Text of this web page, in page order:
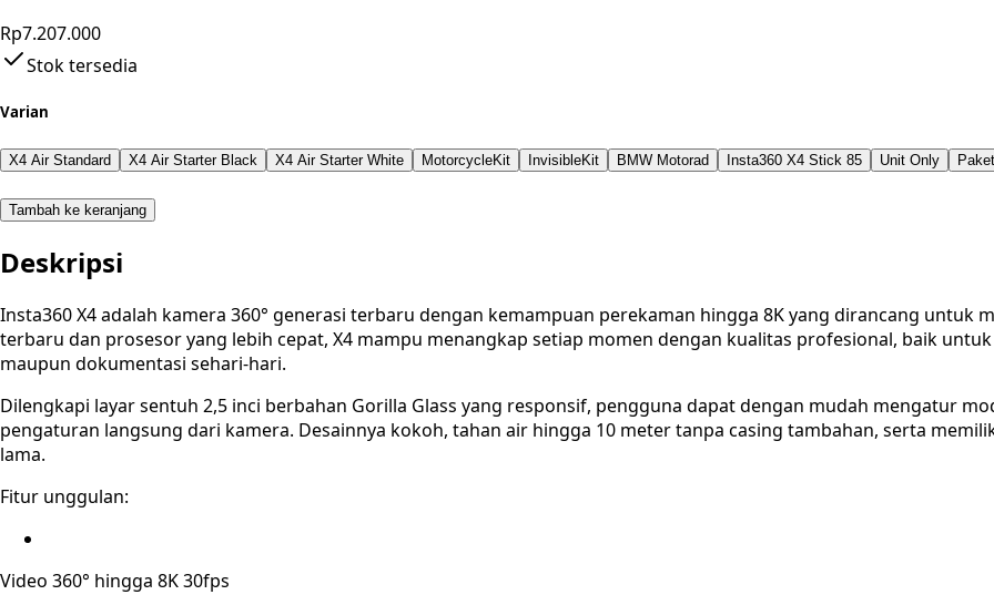
Rp7.207.000
Stok tersedia
Varian
X4 Air Standard X4 Air Starter Black X4 Air Starter White MotorcycleKit InvisibleKit BMW Motorad Insta360 X4 Stick 85 Unit Only
Tambah ke keranjang
Deskripsi
Insta360 X4 adalah kamera 360° generasi terbaru dengan kemampuan perekaman hingga 8K yang dirancang untuk
terbaru dan prosesor yang lebih cepat, X4 mampu menangkap setiap momen dengan kualitas profesional, baik
maupun dokumentasi sehari-hari.
Dilengkapi layar sentuh 2,5 inci berbahan Gorilla Glass yang responsif, pengguna dapat dengan mudah mengatur
pengaturan langsung dari kamera. Desainnya kokoh, tahan air hingga 10 meter tanpa casing tambahan, serta
lama.
Fitur unggulan:
Video 360° hingga 8K 30fps